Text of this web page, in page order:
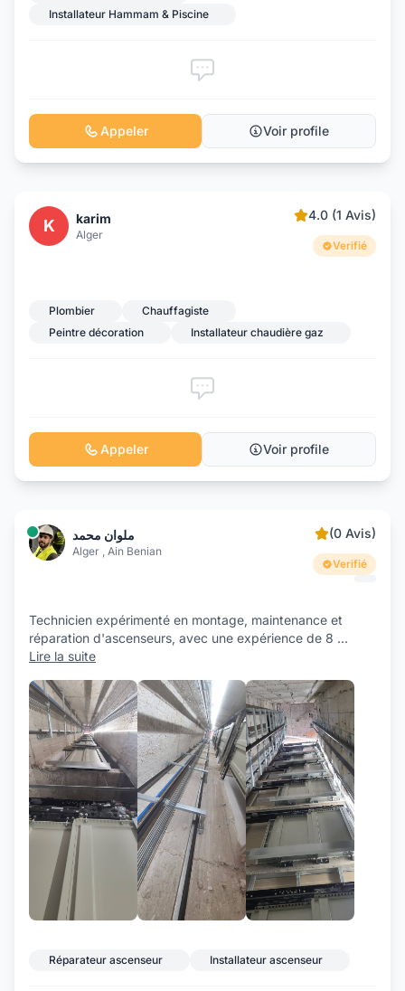
Installateur Hammam & Piscine
Appeler Voir profile
K karim
Alger
4.0 (1 Avis)
Verifié
Plombier
Chauffagiste
Peintre décoration
Installateur chaudière gaz
Appeler Voir profile
ملوان محمد
Alger , Ain Benian
(0 Avis)
Verifié
Technicien expérimenté en montage, maintenance et
réparation d'ascenseurs, avec une expérience de 8 ...
Lire la suite
Réparateur ascenseur Installateur ascenseur